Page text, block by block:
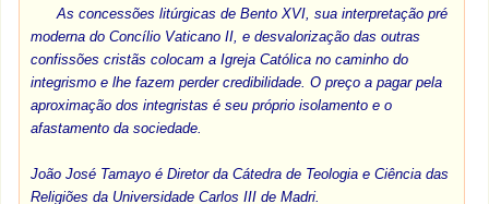
As concessões litúrgicas de Bento XVI, sua interpretação pré
moderna do Concílio Vaticano II, e desvalorização das outras
confissões cristãs colocam a Igreja Católica no caminho do
integrismo e lhe fazem perder credibilidade. O preço a pagar pela
aproximação dos integristas é seu próprio isolamento e o
afastamento da sociedade.
João José Tamayo é Diretor da Cátedra de Teologia e Ciência das
Religiões da Universidade Carlos III de Madri.